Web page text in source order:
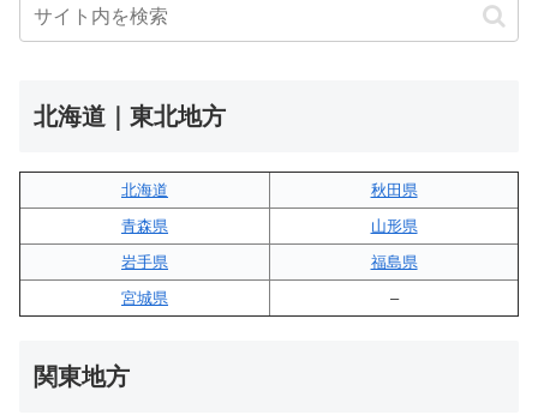
北海道｜東北地方
北海道
秋田県
青森県
山形県
岩手県
福島県
宮城県
–
関東地方